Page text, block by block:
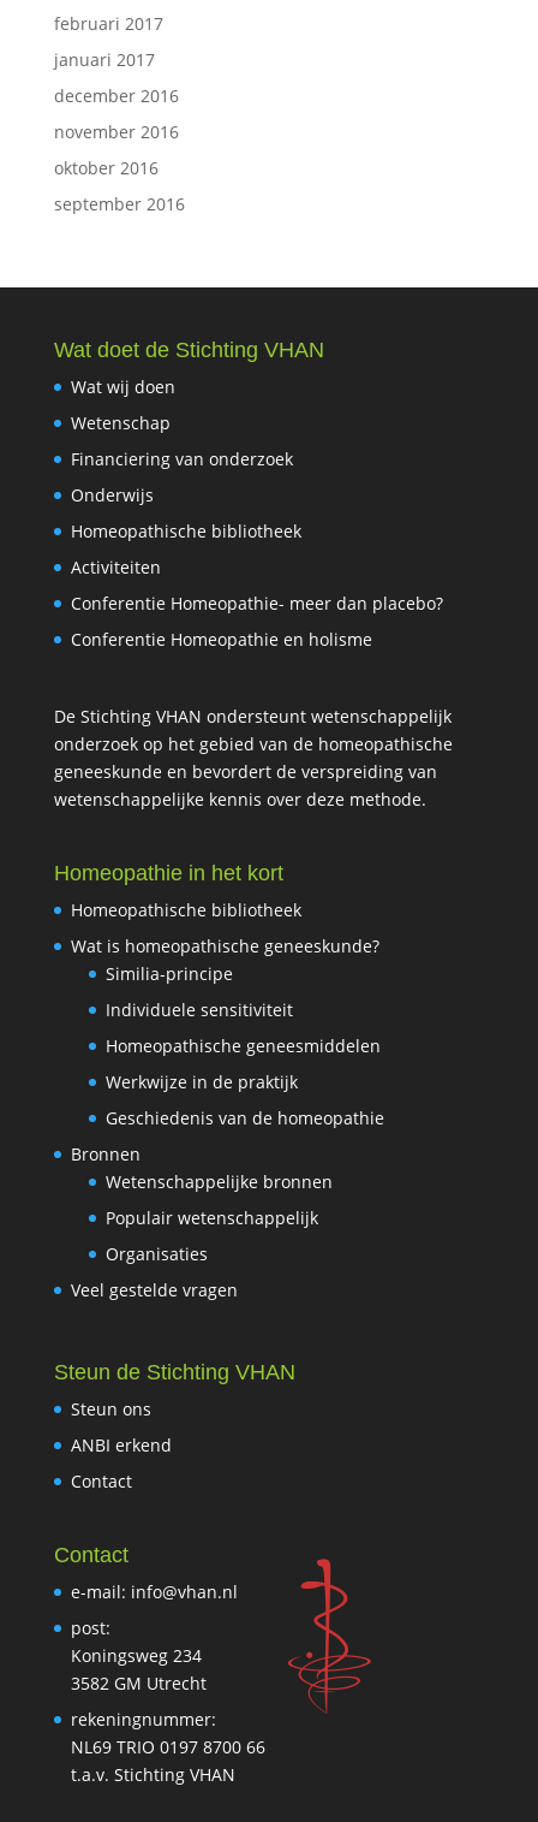
februari 2017
januari 2017
december 2016
november 2016
oktober 2016
september 2016
Wat doet de Stichting VHAN
Wat wij doen
Wetenschap
Financiering van onderzoek
Onderwijs
Homeopathische bibliotheek
Activiteiten
Conferentie Homeopathie- meer dan placebo?
Conferentie Homeopathie en holisme
De Stichting VHAN ondersteunt wetenschappelijk
onderzoek op het gebied van de homeopathische
geneeskunde en bevordert de verspreiding van
wetenschappelijke kennis over deze methode.
Homeopathie in het kort
Homeopathische bibliotheek
Wat is homeopathische geneeskunde?
Similia-principe
Individuele sensitiviteit
Homeopathische geneesmiddelen
Werkwijze in de praktijk
Geschiedenis van de homeopathie
Bronnen
Wetenschappelijke bronnen
Populair wetenschappelijk
Organisaties
Veel gestelde vragen
Steun de Stichting VHAN
Steun ons
ANBI erkend
Contact
Contact
e-mail: info@vhan.nl
post:
Koningsweg 234
3582 GM Utrecht
rekeningnummer:
NL69 TRIO 0197 8700 66
t.a.v. Stichting VHAN